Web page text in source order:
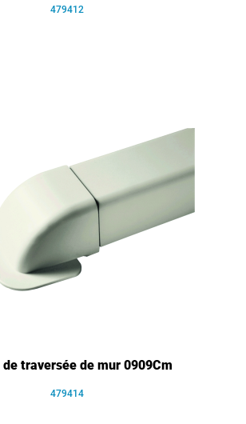
479412
de traversée de mur 0909Cm
479414